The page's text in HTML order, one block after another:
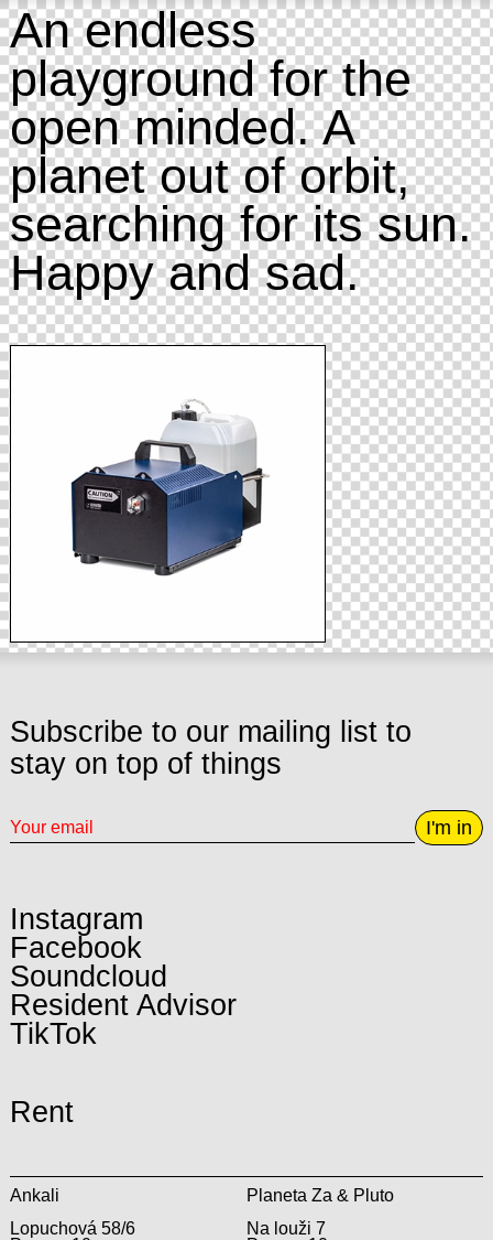
An endless
playground for the
open minded. A
planet out of orbit,
searching for its sun.
Happy and sad.
Subscribe to our mailing list to
stay on top of things
I'm in
Instagram
Facebook
Soundcloud
Resident Advisor
TikTok
Rent
Ankali
Lopuchová 58/6
Planeta Za & Pluto
Na louži 7